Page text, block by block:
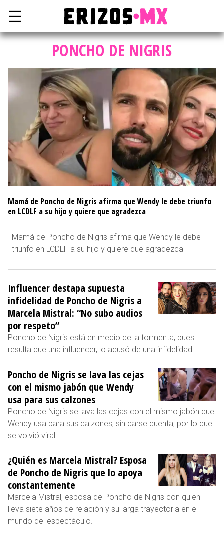
☰
PONCHO DE NIGRIS
Mamá de Poncho de Nigris afirma que Wendy le debe triunfo
en LCDLF a su hijo y quiere que agradezca
Mamá de Poncho de Nigris afirma que Wendy le debe
triunfo en LCDLF a su hijo y quiere que agradezca
Influencer destapa supuesta
infidelidad de Poncho de Nigris a
Marcela Mistral: “No subo audios
por respeto”
Poncho de Nigris está en medio de la tormenta, pues
resulta que una influencer, lo acusó de una infidelidad
Poncho de Nigris se lava las cejas
con el mismo jabón que Wendy
usa para sus calzones
Poncho de Nigris se lava las cejas con el mismo jabón que
Wendy usa para sus calzones, sin darse cuenta, por lo que
se volvió viral.
¿Quién es Marcela Mistral? Esposa
de Poncho de Nigris que lo apoya
constantemente
Marcela Mistral, esposa de Poncho de Nigris con quien
lleva siete años de relación y su larga trayectoria en el
mundo del espectáculo.